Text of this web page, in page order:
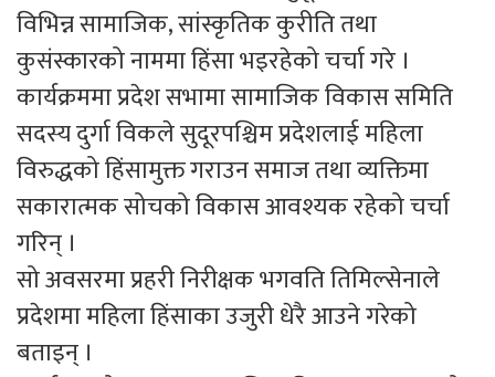
विभिन्न सामाजिक, सांस्कृतिक कुरीति तथा
कुसंस्कारको नाममा हिंसा भइरहेको चर्चा गरे ।
कार्यक्रममा प्रदेश सभामा सामाजिक विकास समिति
सदस्य दुर्गा विकले सुदूरपश्चिम प्रदेशलाई महिला
विरुद्धको हिंसामुक्त गराउन समाज तथा व्यक्तिमा
सकारात्मक सोचको विकास आवश्यक रहेको चर्चा
गरिन् ।
सो अवसरमा प्रहरी निरीक्षक भगवति तिमिल्सेनाले
प्रदेशमा महिला हिंसाका उजुरी धेरै आउने गरेको
बताइन् ।